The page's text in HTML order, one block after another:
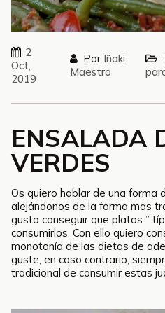
2
Oct,
2019
Por Iñaki
Maestro
ENSALADA
VERDES
Os quiero hablar de una forma
alejándonos de la forma mas
gusta conseguir que platos ”
consumirlos. Con ello quiero
monotonía de las dietas de
guste, en caso contrario,
tradicional de consumir estas